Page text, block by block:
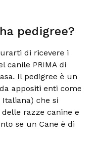
pedigree?
di ricevere i
canile PRIMA di
Il pedigree è un
appositi enti come
Italiana) che si
razze canine e
se un Cane è di